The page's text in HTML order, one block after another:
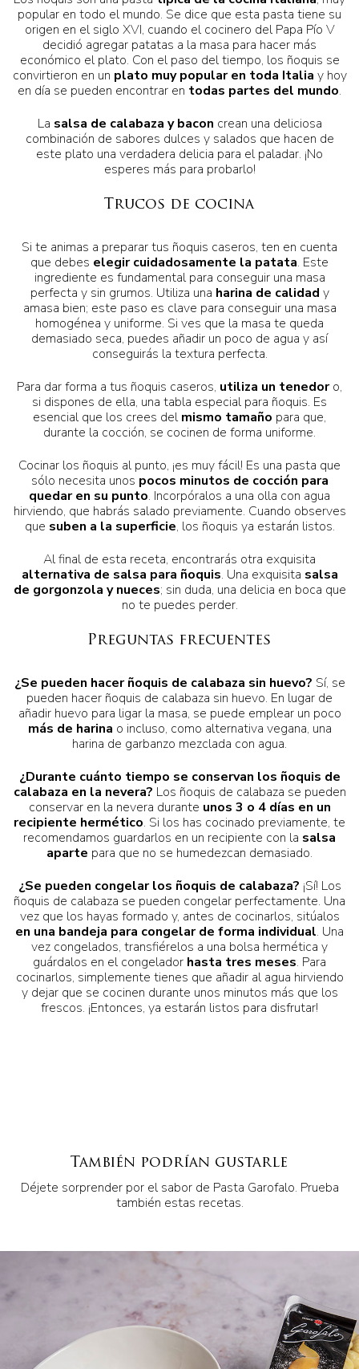
popular en todo el mundo. Se dice que esta pasta tiene su
origen en el siglo XVI, cuando el cocinero del Papa Pío V
decidió agregar patatas a la masa para hacer más
económico el plato. Con el paso del tiempo, los ñoquis se
convirtieron en un plato muy popular en toda Italia y hoy
en día se pueden encontrar en todas partes del mundo.
La salsa de calabaza y bacon crean una deliciosa
combinación de sabores dulces y salados que hacen de
este plato una verdadera delicia para el paladar. ¡No
esperes más para probarlo!
Trucos de cocina
Si te animas a preparar tus ñoquis caseros, ten en cuenta
que debes elegir cuidadosamente la patata. Este
ingrediente es fundamental para conseguir una masa
perfecta y sin grumos. Utiliza una harina de calidad y
amasa bien; este paso es clave para conseguir una masa
homogénea y uniforme. Si ves que la masa te queda
demasiado seca, puedes añadir un poco de agua y así
conseguirás la textura perfecta.
Para dar forma a tus ñoquis caseros, utiliza un tenedoro,
si dispones de ella, una tabla especial para ñoquis. Es
esencial que los crees del mismo tamaño para que,
durante la cocción, se cocinen de forma uniforme.
Cocinar los ñoquis al punto, ¡es muy fácil! Es una pasta que
sólo necesita unos pocos minutos de cocción para
quedar en su punto. Incorpóralos a una olla con agua
hirviendo, que habrás salado previamente. Cuando observes
que suben a la superficie, los ñoquis ya estarán listos.
Al final de esta receta, encontrarás otra exquisita
alternativa de salsa para ñoquis. Una exquisita salsa
de gorgonzola y nueces; sin duda, una delicia en boca que
no te puedes perder.
Preguntas frecuentes
¿Se pueden hacer ñoquis de calabaza sin huevo? Sí, se
pueden hacer ñoquis de calabaza sin huevo. En lugar de
añadir huevo para ligar la masa, se puede emplear un poco
más de harina o incluso, como alternativa vegana, una
harina de garbanzo mezclada con agua.
¿Durante cuánto tiempo se conservan los ñoquis de
calabaza en la nevera? Los ñoquis de calabaza se pueden
conservar en la nevera durante unos 3 o 4 días en un
recipiente hermético. Si los has cocinado previamente, te
recomendamos guardarlos en un recipiente con la salsa
aparte para que no se humedezcan demasiado.
¿Se pueden congelar los ñoquis de calabaza? ¡Sí! Los
ñoquis de calabaza se pueden congelar perfectamente. Una
vez que los hayas formado y, antes de cocinarlos, sitúalos
en una bandeja para congelar de forma individual. Una
vez congelados, transfiérelos a una bolsa hermética y
guárdalos en el congelador hasta tres meses. Para
cocinarlos, simplemente tienes que añadir al agua hirviendo
y dejar que se cocinen durante unos minutos más que los
frescos. ¡Entonces, ya estarán listos para disfrutar!
También podrían gustarle
Déjete sorprender por el sabor de Pasta Garofalo. Prueba
también estas recetas.